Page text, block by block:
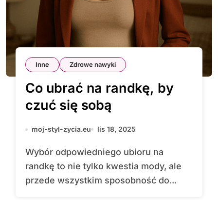
Inne Zdrowe nawyki
Co ubrać na randkę, by
czuć się sobą
moj-styl-zycia.eu lis 18, 2025
Wybór odpowiedniego ubioru na
randkę to nie tylko kwestia mody, ale
przede wszystkim sposobność do...